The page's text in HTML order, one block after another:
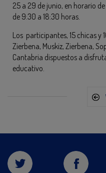
25 a 29 de junio, en horario
de 9:30 a 18:30 horas.
Los participantes, 15 chicas y
Zierbena, Muskiz, Zierbena,
Cantabria dispuestos a
educativo.